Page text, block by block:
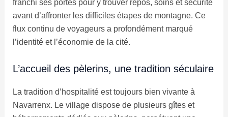
franchi ses portes pour y trouver repos, soins et sécurité
avant d’affronter les difficiles étapes de montagne. Ce
flux continu de voyageurs a profondément marqué
l’identité et l’économie de la cité.
L’accueil des pèlerins, une tradition séculaire
La tradition d’hospitalité est toujours bien vivante à
Navarrenx. Le village dispose de plusieurs gîtes et